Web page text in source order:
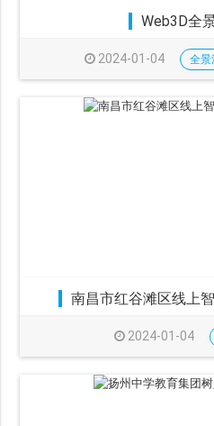
Web3D全
2024-01-04 全景
南昌市红谷滩区线上
2024-01-04